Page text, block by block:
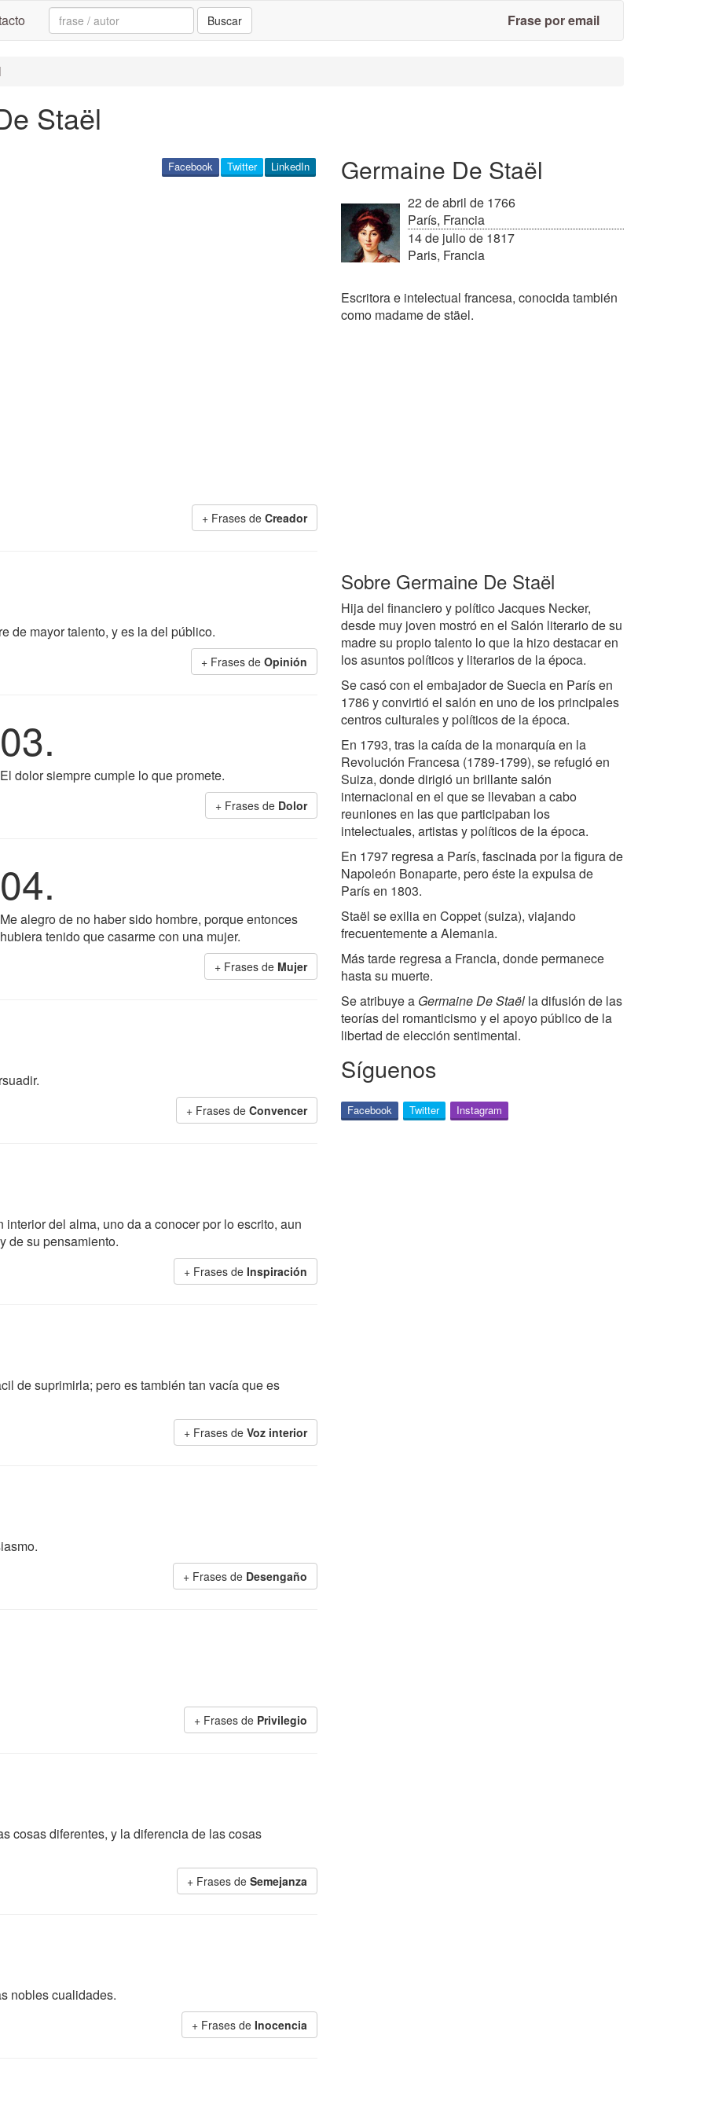
Search: Buscar Frase por email
Staël
LinkedIn
Twitter
Facebook
+ Frases de Creador
de mayor talento, y es la del público.
+ Frases de Opinión
03.
El dolor siempre cumple lo que promete.
+ Frases de Dolor
04.
Me alegro de no haber sido hombre, porque entonces
hubiera tenido que casarme con una mujer.
+ Frases de Mujer
+ Frases de Convencer
del alma, uno da a conocer por lo escrito, aun
de su pensamiento.
+ Frases de Inspiración
de suprimirla; pero es también tan vacía que es
+ Frases de Voz interior
+ Frases de Desengaño
+ Frases de Privilegio
cosas diferentes, y la diferencia de las cosas
+ Frases de Semejanza
nobles cualidades.
+ Frases de Inocencia
Germaine De Staël
22 de abril de 1766
París, Francia
14 de julio de 1817
Paris, Francia
Escritora e intelectual francesa, conocida también
como madame de stäel.
Sobre Germaine De Staël
Hija del financiero y político Jacques Necker,
desde muy joven mostró en el Salón literario de su
madre su propio talento lo que la hizo destacar en
los asuntos políticos y literarios de la época.
Se casó con el embajador de Suecia en París en
1786 y convirtió el salón en uno de los principales
centros culturales y políticos de la época.
En 1793, tras la caída de la monarquía en la
Revolución Francesa (1789-1799), se refugió en
Suiza, donde dirigió un brillante salón
internacional en el que se llevaban a cabo
reuniones en las que participaban los
intelectuales, artistas y políticos de la época.
En 1797 regresa a París, fascinada por la figura de
Napoleón Bonaparte, pero éste la expulsa de
París en 1803.
Staël se exilia en Coppet (suiza), viajando
frecuentemente a Alemania.
Más tarde regresa a Francia, donde permanece
hasta su muerte.
Se atribuye a Germaine De Staël la difusión de las
teorías del romanticismo y el apoyo público de la
libertad de elección sentimental.
Síguenos
Facebook Twitter Instagram